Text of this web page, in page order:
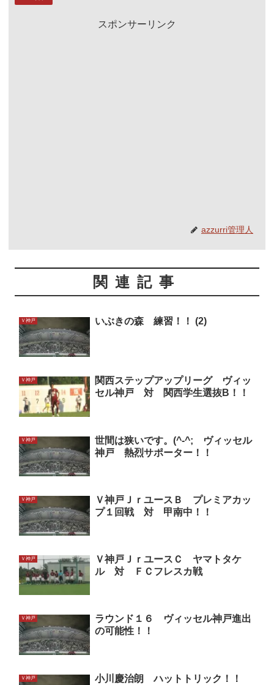
スポンサーリンク
azzurri管理人
関連記事
Ｖ神戸 いぶきの森 練習！！ (2)
Ｖ神戸
関西ステップアップリーグ ヴィッ
セル神戸 対 関西学生選抜B！！
Ｖ神戸
世間は狭いです。(^-^; ヴィッセル
神戸 熱烈サポーター！！
Ｖ神戸
Ｖ神戸ＪｒユースＢ プレミアカッ
プ１回戦 対 甲南中！！
Ｖ神戸
Ｖ神戸ＪｒユースＣ ヤマトタケ
ル 対 ＦＣフレスカ戦
Ｖ神戸
ラウンド１６ ヴィッセル神戸進出
の可能性！！
Ｖ神戸 小川慶治朗 ハットトリック！！